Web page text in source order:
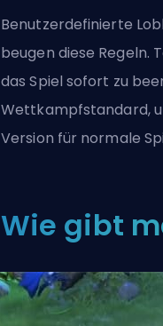
Benutzerdefinierte
beugen diese Regeln.
das Spiel sofort zu
Wettkampfstandard,
Version für normale
Wie gibt